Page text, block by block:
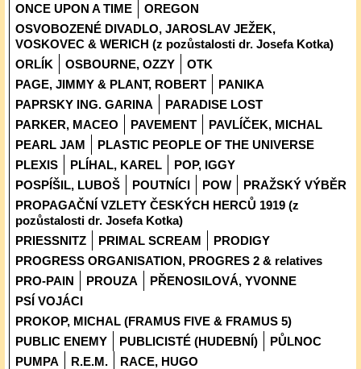
ONCE UPON A TIME
OREGON
OSVOBOZENÉ DIVADLO, JAROSLAV JEŽEK,
VOSKOVEC & WERICH (z pozůstalosti dr. Josefa Kotka)
ORLÍK
OSBOURNE, OZZY
OTK
PAGE, JIMMY & PLANT, ROBERT
PANIKA
PAPRSKY ING. GARINA
PARADISE LOST
PARKER, MACEO
PAVEMENT
PAVLÍČEK, MICHAL
PEARL JAM
PLASTIC PEOPLE OF THE UNIVERSE
PLEXIS
PLÍHAL, KAREL
POP, IGGY
POSPÍŠIL, LUBOŠ
POUTNÍCI POW
PRAŽSKÝ VÝBĚR
PROPAGAČNÍ VZLETY ČESKÝCH HERCŮ 1919 (z
pozůstalosti dr. Josefa Kotka)
PRIESSNITZ
PRIMAL SCREAM
PRODIGY
PROGRESS ORGANISATION, PROGRES 2 & relatives
PRO-PAIN
PROUZA
PŘENOSILOVÁ, YVONNE
PSÍ VOJÁCI
PROKOP, MICHAL (FRAMUS FIVE & FRAMUS 5)
PUBLIC ENEMY
PUBLICISTÉ (HUDEBNÍ)
PŮLNOC
PUMPA
R.E.M. RACE, HUGO